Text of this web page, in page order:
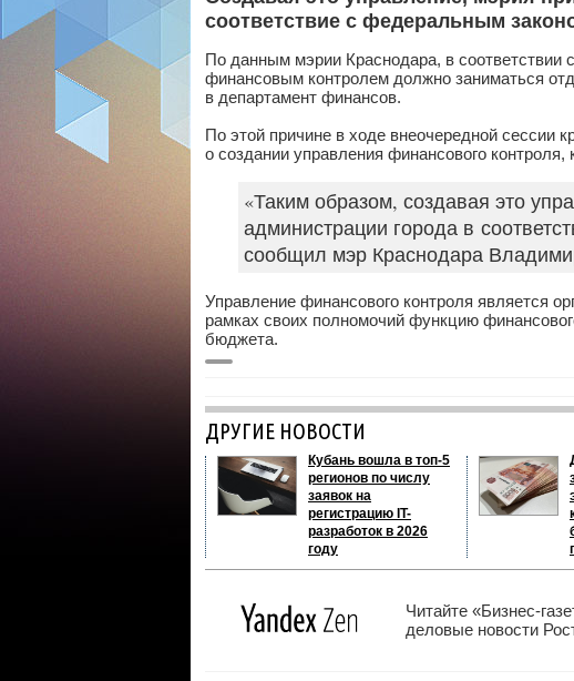
соответствие с федеральным
По данным мэрии Краснодара, в
финансовым контролем должно заниматься
в департамент финансов.
По этой причине в ходе внеочередной сессии
о создании управления финансового
«Таким образом, создавая это
администрации города в
сообщил мэр Краснодара
Управление финансового контроля является
рамках своих полномочий функцию
бюджета.
ДРУГИЕ НОВОСТИ
Кубань вошла в топ-5
регионов по числу
заявок на
регистрацию IT-
разработок в 2026
году
Читайте «Бизнес-
деловые новости